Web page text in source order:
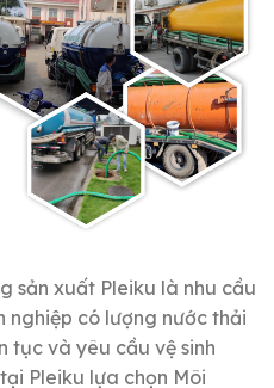
sản xuất Pleiku là nhu cầu
nghiệp có lượng nước thải
tục và yêu cầu vệ sinh
Pleiku lựa chọn Môi